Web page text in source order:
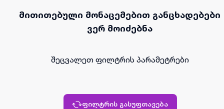
მითითებული მონაცემებით განცხადებები
ვერ მოიძებნა
შეცვალეთ ფილტრის პარამეტრები
ფილტრის გასუფთავება